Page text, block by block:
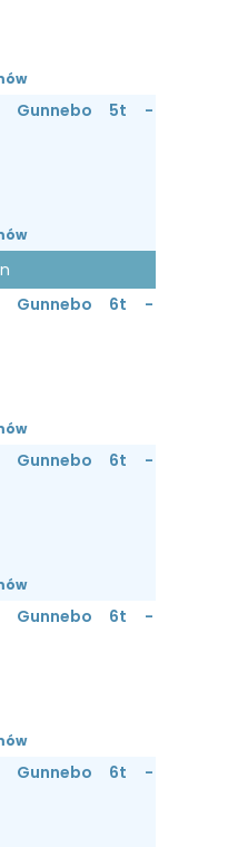
Gunnebo 5t -
Gunnebo 6t -
Gunnebo 6t -
Gunnebo 6t -
Gunnebo 6t -